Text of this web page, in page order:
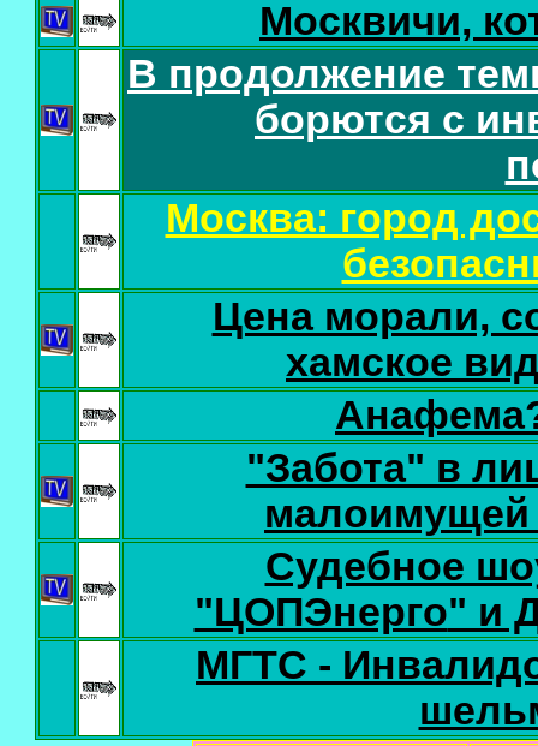
Москвичи,
В продолжение
борются с
Москва: город
Цена морали,
хамское
"Забота" в
малоимущей
Судебное
"ЦОПЭнерго" и
МГТС -